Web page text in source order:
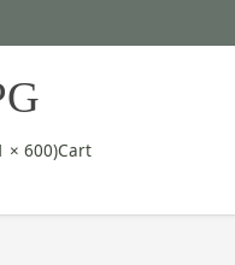
× 600)Cart